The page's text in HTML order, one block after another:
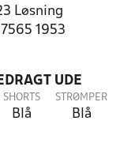
Løsning
1953
UDE
SHORTS
Blå
STRØMPER
Blå